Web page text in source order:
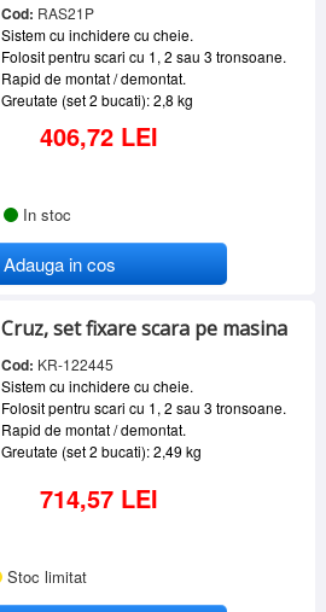
Cod: RAS21P
Sistem cu inchidere cu cheie.
Folosit pentru scari cu 1, 2 sau 3 tronsoane.
Rapid de montat / demontat.
Greutate (set 2 bucati): 2,8 kg
406,72 LEI
In stoc
Adauga in cos
Cruz, set fixare scara pe masina
Cod: KR-122445
Sistem cu inchidere cu cheie.
Folosit pentru scari cu 1, 2 sau 3 tronsoane.
Rapid de montat / demontat.
Greutate (set 2 bucati): 2,49 kg
714,57 LEI
Stoc limitat